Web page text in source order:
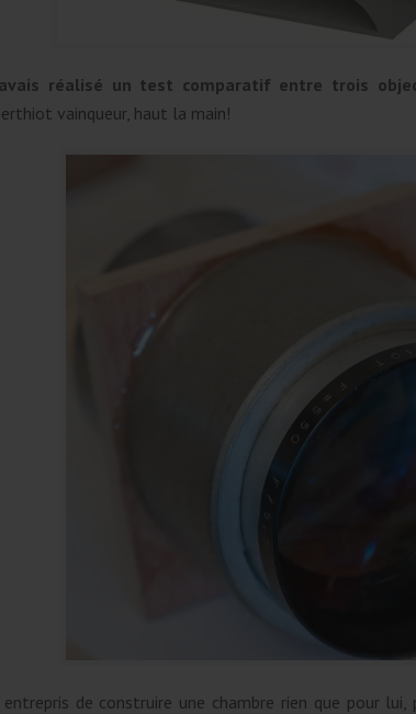
réalisé un test comparatif entre trois
vainqueur, haut la main!
entrepris de construire une chambre rien que pour